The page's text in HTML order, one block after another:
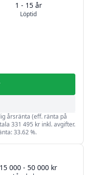
Löptid
1 - 15 år
årsränta (eff. ränta på
331 495 kr inkl. avgifter.
33.62 %.
15 000 - 50 000 kr